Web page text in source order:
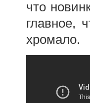
что
главное,
хромало.